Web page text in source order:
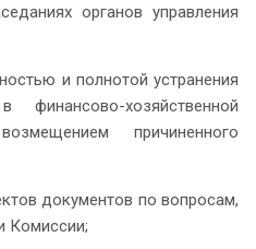
органов управления
и полнотой устранения
хозяйственной
причиненного
документов по вопросам,
Комиссии;